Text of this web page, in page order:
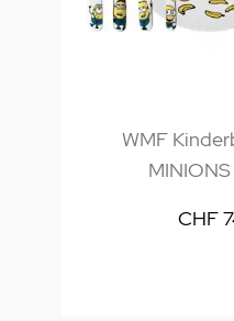
WMF
CHF